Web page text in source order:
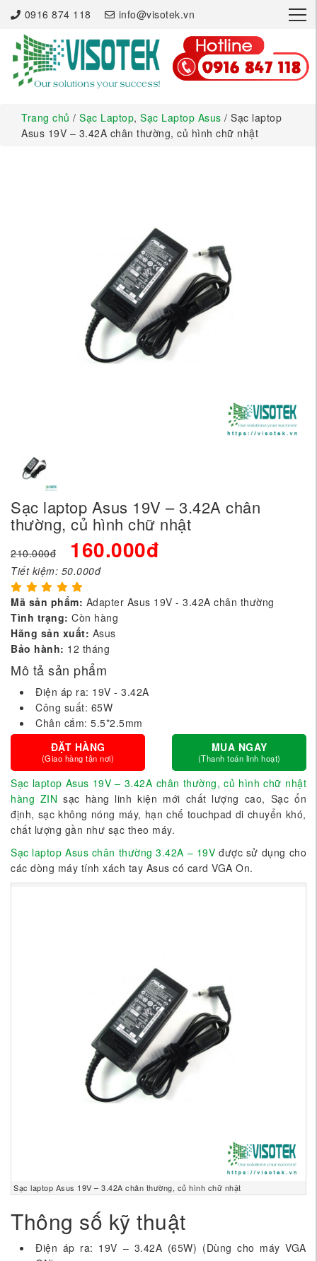
0916 874 118 info@visotek.vn ×
Trang chủ / Sạc Laptop, Sạc Laptop Asus / Sạc laptop
Asus 19V – 3.42A chân thường, củ hình chữ nhật
Sạc laptop Asus 19V – 3.42A chân
thường, củ hình chữ nhật
210.000đ 160.000đ
Tiết kiệm: 50.000đ
Mã sản phẩm: Adapter Asus 19V - 3.42A chân thường
Tình trạng: Còn hàng
Hãng sản xuất: Asus
Bảo hành: 12 tháng
Mô tả sản phẩm
Điện áp ra: 19V - 3.42A
Công suất: 65W
Chân cắm: 5.5*2.5mm
ĐẶT HÀNG
(Giao hàng tận nơi)
MUA NGAY
(Thanh toán linh hoạt)
Sạc laptop Asus 19V – 3.42A chân thường, củ hình chữ nhật
hàng ZIN sạc hàng linh kiện mới chất lượng cao, Sạc ổn
định, sạc không nóng máy, hạn chế touchpad di chuyển khó,
chất lượng gần như sạc theo máy.
Sạc laptop Asus chân thường 3.42A – 19V được sử dụng cho
các dòng máy tính xách tay Asus có card VGA On.
Sạc laptop Asus 19V – 3.42A chân thường, củ hình chữ nhật
Thông số kỹ thuật
Điện áp ra: 19V – 3.42A (65W) (Dùng cho máy VGA